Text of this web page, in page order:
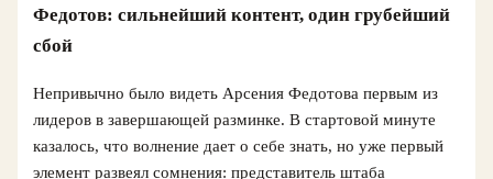
Федотов: сильнейший контент, один грубейший
сбой
Непривычно было видеть Арсения Федотова первым из
лидеров в завершающей разминке. В стартовой минуте
казалось, что волнение дает о себе знать, но уже первый
элемент развеял сомнения: представитель штаба